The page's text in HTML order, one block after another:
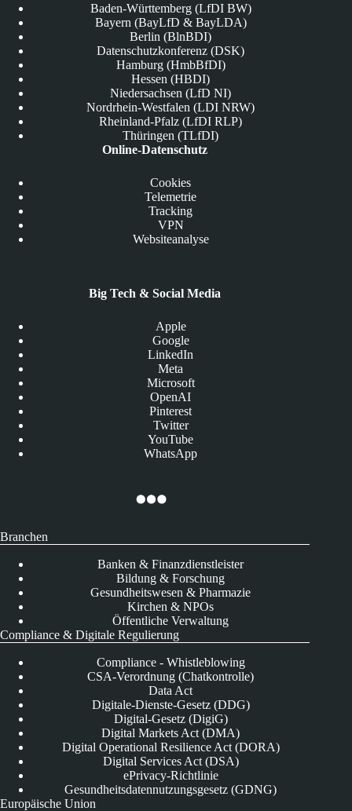
Baden-Württemberg (LfDI BW)
Bayern (BayLfD & BayLDA)
Berlin (BlnBDI)
Datenschutzkonferenz (DSK)
Hamburg (HmbBfDI)
Hessen (HBDI)
Niedersachsen (LfD NI)
Nordrhein-Westfalen (LDI NRW)
Rheinland-Pfalz (LfDI RLP)
Thüringen (TLfDI)
Online-Datenschutz
Cookies
Telemetrie
Tracking
VPN
Websiteanalyse
Big Tech & Social Media
Apple
Google
LinkedIn
Meta
Microsoft
OpenAI
Pinterest
Twitter
YouTube
WhatsApp
Branchen
Banken & Finanzdienstleister
Bildung & Forschung
Gesundheitswesen & Pharmazie
Kirchen & NPOs
Öffentliche Verwaltung
Compliance & Digitale Regulierung
Compliance - Whistleblowing
CSA-Verordnung (Chatkontrolle)
Data Act
Digitale-Dienste-Gesetz (DDG)
Digital-Gesetz (DigiG)
Digital Markets Act (DMA)
Digital Operational Resilience Act (DORA)
Digital Services Act (DSA)
ePrivacy-Richtlinie
Gesundheitsdatennutzungsgesetz (GDNG)
Europäische Union